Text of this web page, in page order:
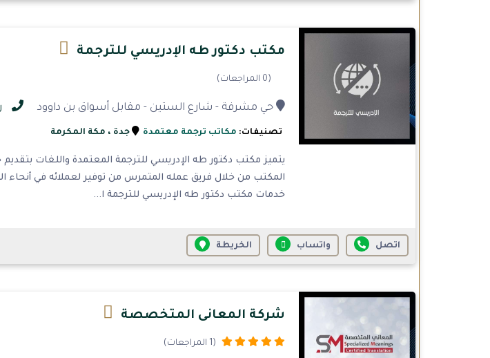
مكتب دكتور طه الإدريسي للترجمة
(0 المراجعات)
حي مشرفة - شارع الستين - مقابل أسواق بن داوود
تصنيفات: مكاتب ترجمة معتمدة جدة ، مكة المكرمة
المكتب من خلال فريق عمله المتمرس من توفير لعملائه في أنحاء
خدمات مكتب دكتور طه الإدريسي للترجمة ا...
اتصل واتساب الخريطة
شركة المعانى المتخصصة
(1 المراجعات)